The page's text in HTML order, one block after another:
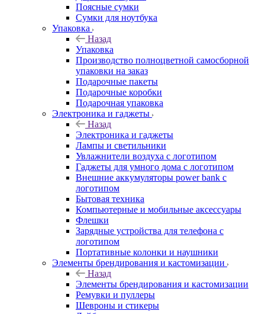
Поясные сумки
Сумки для ноутбука
Упаковка
Назад
Упаковка
Производство полноцветной самосборной
упаковки на заказ
Подарочные пакеты
Подарочные коробки
Подарочная упаковка
Электроника и гаджеты
Назад
Электроника и гаджеты
Лампы и светильники
Увлажнители воздуха с логотипом
Гаджеты для умного дома с логотипом
Внешние аккумуляторы power bank с
логотипом
Бытовая техника
Компьютерные и мобильные аксессуары
Флешки
Зарядные устройства для телефона с
логотипом
Портативные колонки и наушники
Элементы брендирования и кастомизации
Назад
Элементы брендирования и кастомизации
Ремувки и пуллеры
Шевроны и стикеры